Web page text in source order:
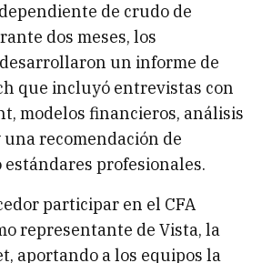
de crudo de
dos meses, los
un informe de
que incluyó entrevistas con
modelos financieros, análisis
recomendación de
profesionales.
participar en el CFA
representante de Vista, la
aportando a los equipos la